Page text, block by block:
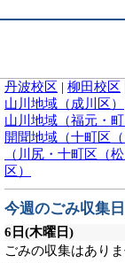
丹波校区 | 柳田校区
山川地域（成川区）
山川地域（福元・
開聞地域（十町区
（川尻・十町区（
区）
今週のごみ収集
6日(木曜日)
ごみの収集はありま